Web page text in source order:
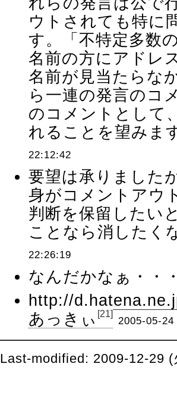
ウトされても特に
す。「不特定多数
名前の方にアドレ
名前が見当たらな
ら一連の発言のコ
のコメントとして
れることを望みま
22:12:42
要望は承りました
身がコメントアウ
判断を保留したい
ことなら消したく
22:26:19
なんだかなぁ・・
http://
あっきぃ [21]
2005-05-
Last-modified: 2009-12-29